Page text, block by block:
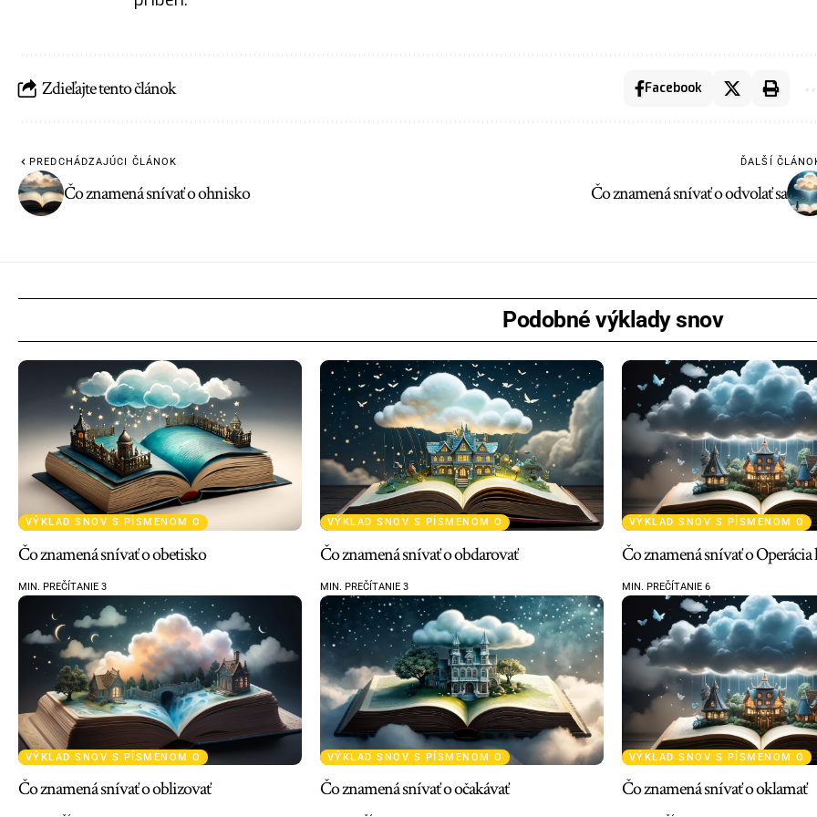
Zdieľajte tento článok Facebook
PREDCHÁDZAJÚCI ČLÁNOK
Čo znamená snívať o ohnisko
ĎALŠÍ
Čo znamená snívať o odvolať sa
Podobné výklady snov
VÝKLAD SNOV S PÍSMENOM O
Čo znamená snívať o obetisko
MIN. PREČÍTANIE 3
VÝKLAD SNOV S PÍSMENOM O
Čo znamená snívať o obdarovať
MIN. PREČÍTANIE 3
VÝKLAD SNOV S PÍSMENOM O
Čo znamená snívať o Operácia
MIN. PREČÍTANIE 6
VÝKLAD SNOV S PÍSMENOM O
Čo znamená snívať o oblizovať
VÝKLAD SNOV S PÍSMENOM O
Čo znamená snívať o očakávať
VÝKLAD SNOV S PÍSMENOM O
Čo znamená snívať o oklamať